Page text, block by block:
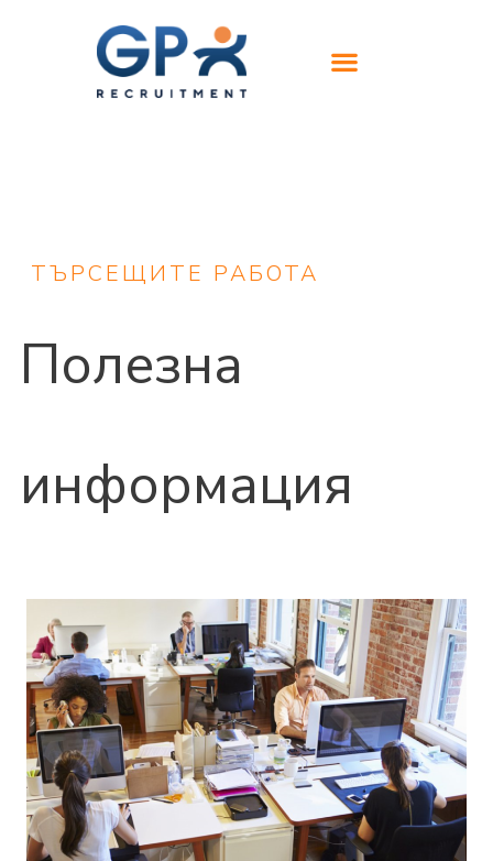
ТЪРСЕЩИТЕ РАБОТА
Полезна
информация